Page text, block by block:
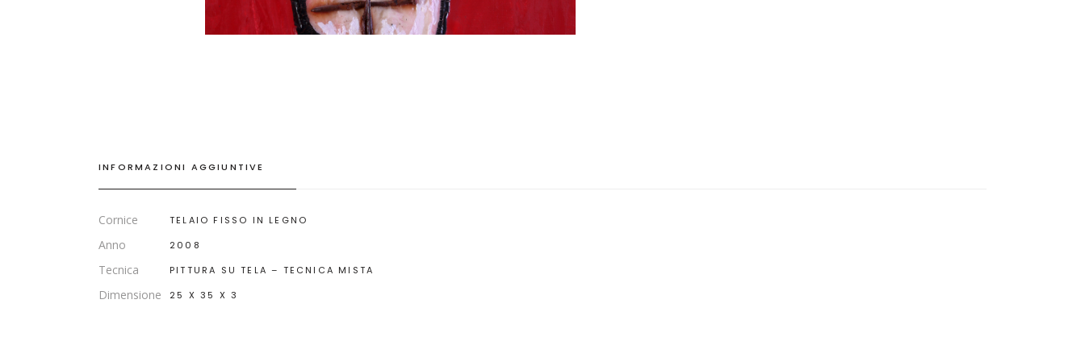
INFORMAZIONI AGGIUNTIVE
Cornice TELAIO FISSO IN LEGNO
Anno 2008
Tecnica PITTURA SU TELA – TECNICA MISTA
Dimensione 25 X 35 X 3